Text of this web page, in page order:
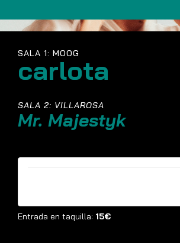
SALA 1: MOOG
carlota
SALA 2: VILLAROSA
Mr. Majestyk
Entrada en taquilla: 15€